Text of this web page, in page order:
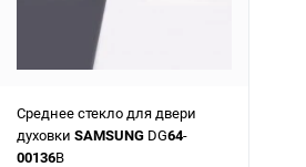
Среднее стекло для двери
духовки SAMSUNG DG64-
00136B